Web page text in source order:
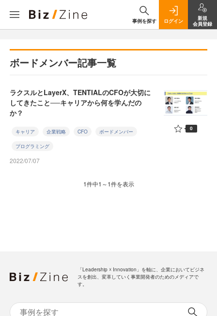
事例を探す ログイン
新規
会員登録
ボードメンバー記事一覧
ラクスルとLayerX、TENTIALのCFOが大切に
してきたこと──キャリアから何を学んだの
か？
キャリア 企業戦略 CFO ボードメンバー
プログラミング
2022/07/07
0
1件中1～1件を表示
「Leadership ☓ Innovation」を軸に、企業においてビジネ
スを創出、変革していく事業開発者のためのメディアで
す。